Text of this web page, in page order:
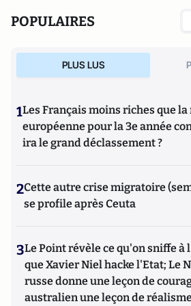
POPULAIRES
PLUS LUS
1Les Français moins riches que
européenne pour la 3e année
ira le grand déclassement ?
2Cette autre crise migratoire
se profile après Ceuta
3Le Point révèle ce qu'on sniffe à
que Xavier Niel hacke l'Etat; Le
russe donne une leçon de
australien une leçon de